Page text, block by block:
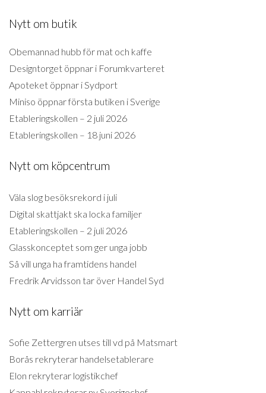
Nytt om butik
Obemannad hubb för mat och kaffe
Designtorget öppnar i Forumkvarteret
Apoteket öppnar i Sydport
Miniso öppnar första butiken i Sverige
Etableringskollen – 2 juli 2026
Etableringskollen – 18 juni 2026
Nytt om köpcentrum
Väla slog besöksrekord i juli
Digital skattjakt ska locka familjer
Etableringskollen – 2 juli 2026
Glasskonceptet som ger unga jobb
Så vill unga ha framtidens handel
Fredrik Arvidsson tar över Handel Syd
Nytt om karriär
Sofie Zettergren utses till vd på Matsmart
Borås rekryterar handelsetablerare
Elon rekryterar logistikchef